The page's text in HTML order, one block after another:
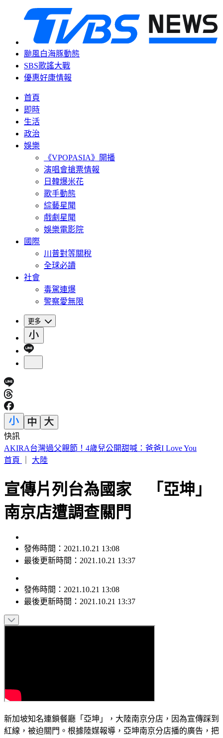
颱風白海豚動態
SBS歌謠大戰
優惠好康情報
首頁
即時
生活
政治
娛樂
《VPOPASIA》開播
演唱會搶票情報
日韓爆米花
歌手動態
綜藝星聞
戲劇星聞
娛樂電影院
國際
川普對等關稅
全球必讀
社會
毒駕連爆
警察愛無限
更多
快訊
白海豚「影響最劇」時間到！中北部防豪雨 恐一路濕到下週
末
宣傳片列台為國家 「亞坤」
南京店遭調查關門
發佈時間：2021.10.21 13:08
發佈時間：2021.10.21 13:08
新加坡知名連鎖餐廳「亞坤」，大陸南京分店，因為宣傳踩到